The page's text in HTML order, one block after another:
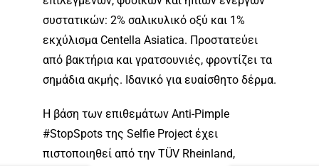
συστατικών: 2% σαλικυλικό οξύ και 1%
εκχύλισμα Centella Asiatica. Προστατεύει
από βακτήρια και γρατσουνιές, φροντίζει τα
σημάδια ακμής. Ιδανικό για ευαίσθητο δέρμα.
Η βάση των επιθεμάτων Anti-Pimple
#StopSpots της Selfie Project έχει
πιστοποιηθεί από την TÜV Rheinland,